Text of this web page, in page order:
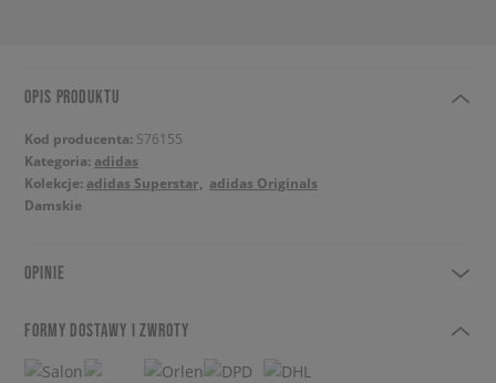
OPIS PRODUKTU
Kod producenta: S76155
Kategoria: adidas
Kolekcje: adidas Superstar
adidas Originals
Damskie
OPINIE
FORMY DOSTAWY I ZWROTY